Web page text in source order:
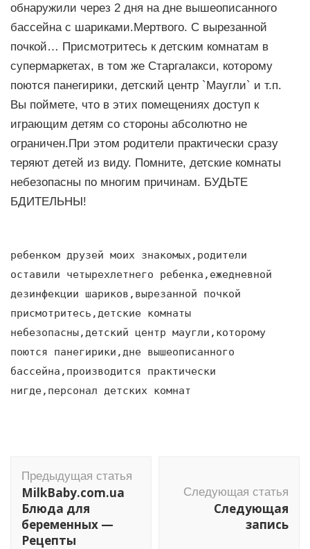
обнаружили через 2 дня на дне вышеописанного
бассейна с шариками.Мертвого. С вырезанной
почкой… Присмотритесь к детским комнатам в
супермаркетах, в том же Старгалакси, которому
поются панегирики, детский центр `Маугли` и т.п.
Вы поймете, что в этих помещениях доступ к
играющим детям со стороны абсолютно не
ограничен.При этом родители практически сразу
теряют детей из виду. Помните, детские комнаты
небезопасны по многим причинам. БУДЬТЕ
БДИТЕЛЬНЫ!
ребенком друзей моих знакомых,родители
оставили четырехлетнего ребенка,ежедневной
дезинфекции шариков,вырезанной почкой
присмотритесь,детские комнаты
небезопасны,детский центр маугли,которому
поются панегирики,дне вышеописанного
бассейна,производится практически
нигде,персонал детских комнат
по
записям
Предыдущая статья
MilkBaby.com.ua
Блюда для
беременных —
Рецепты
Следующая статья
Следующая
запись